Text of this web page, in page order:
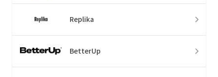
Replika
BetterUp